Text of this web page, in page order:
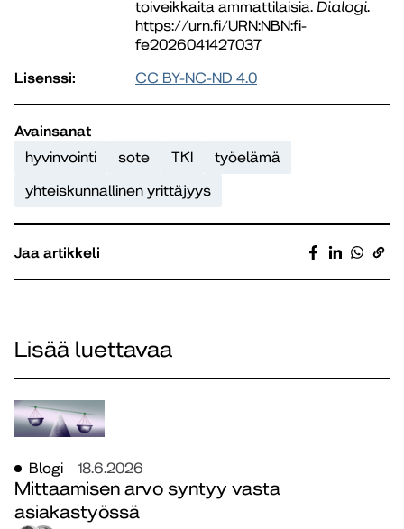
toiveikkaita ammattilaisia. Dialogi.
https://urn.fi/URN:NBN:fi-
fe2026041427037
Lisenssi:
CC BY-NC-ND 4.0
Avainsanat
hyvinvointi
sote TKI
työelämä
yhteiskunnallinen yrittäjyys
Jaa artikkeli
Lisää luettavaa
Blogi 18.6.2026
Mittaamisen arvo syntyy vasta
asiakastyössä